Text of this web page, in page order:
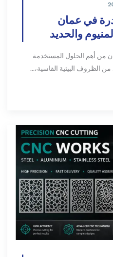
في عمان
والحديد
من أهم الحلول المستخدمة
الظروف البيئية القاسية،...